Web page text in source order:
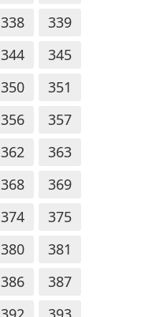
338
339
344
345
350
351
356
357
362
363
368
369
374
375
380
381
386
387